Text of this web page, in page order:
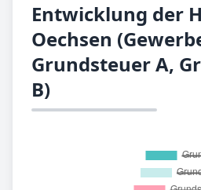
Entwicklung der
Oechsen
Grundsteuer A,
B)